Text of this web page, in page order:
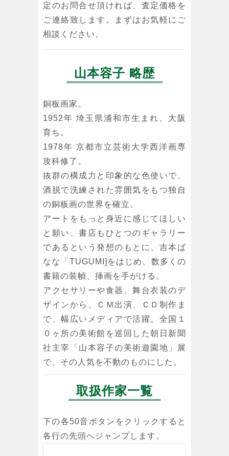
山本容子
Night
エッチング
定のお問合せ頂ければ、査定価格を
ご連絡致します。まずはお気軽にご
相談ください。
山本容子 略歴
銅板画家。
1952年 埼玉県浦和市生まれ、大阪
育ち。
1978年 京都市立芸術大学西洋画専
攻科修了。
抜群の構成力と印象的な色使いで、
酒脱で洗練された雰囲気をもつ独自
の銅板画の世界を確立。
アートをもっと身近に感じてほしい
と願い、書店もひとつのギャラリー
であるという発想のもとに、吉本ば
なな「TUGUMI]をはじめ、数多くの
書籍の装幀、挿画を手がける。
アクセサリーや食器、舞台衣装のデ
ザインから、ＣＭ出演、ＣＤ制作ま
で、幅広いメディアで活躍。全国１
０ヶ所の美術館を巡回した朝日新聞
社主宰「山本容子の美術遊園地」展
で、その人気を不動のものにした。
取扱作家一覧
下の各50音ボタンをクリックすると
各行の先頭へジャンプします。